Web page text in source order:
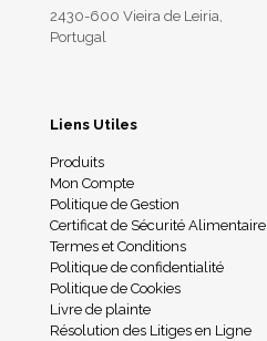
2430-600 Vieira de Leiria,
Portugal
Liens Utiles
Produits
Mon Compte
Politique de Gestion
Certificat de Sécurité Alimentaire
Termes et Conditions
Politique de confidentialité
Politique de Cookies
Livre de plainte
Résolution des Litiges en Ligne